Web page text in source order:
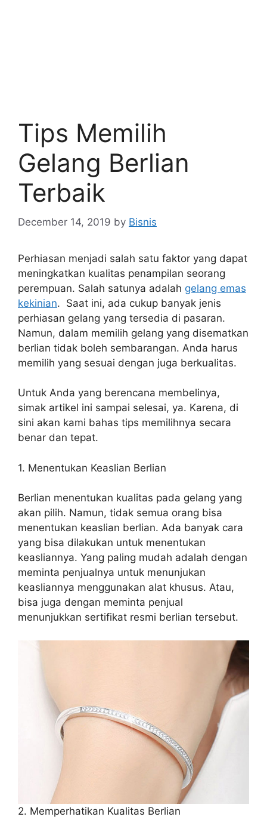
Tips Memilih
Gelang Berlian
Terbaik
December 14, 2019 by Bisnis
Perhiasan menjadi salah satu faktor yang dapat
meningkatkan kualitas penampilan seorang
perempuan. Salah satunya adalah gelang emas
kekinian. Saat ini, ada cukup banyak jenis
perhiasan gelang yang tersedia di pasaran.
Namun, dalam memilih gelang yang disematkan
berlian tidak boleh sembarangan. Anda harus
memilih yang sesuai dengan juga berkualitas.
Untuk Anda yang berencana membelinya,
simak artikel ini sampai selesai, ya. Karena, di
sini akan kami bahas tips memilihnya secara
benar dan tepat.
1. Menentukan Keaslian Berlian
Berlian menentukan kualitas pada gelang yang
akan pilih. Namun, tidak semua orang bisa
menentukan keaslian berlian. Ada banyak cara
yang bisa dilakukan untuk menentukan
keasliannya. Yang paling mudah adalah dengan
meminta penjualnya untuk menunjukan
keasliannya menggunakan alat khusus. Atau,
bisa juga dengan meminta penjual
menunjukkan sertifikat resmi berlian tersebut.
2. Memperhatikan Kualitas Berlian